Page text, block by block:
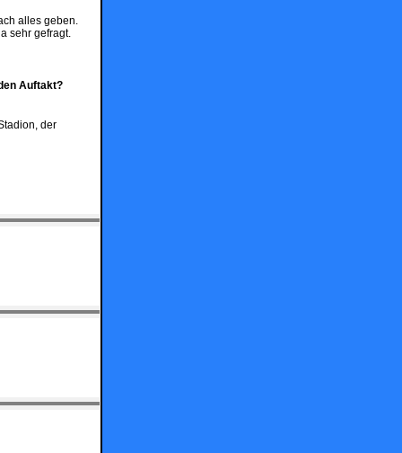
alles geben.
sehr gefragt.
Auftakt?
der